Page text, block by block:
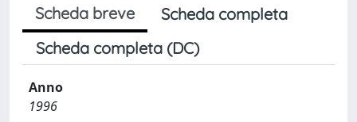
Scheda breve
Scheda completa
Scheda completa (DC)
Anno
1996